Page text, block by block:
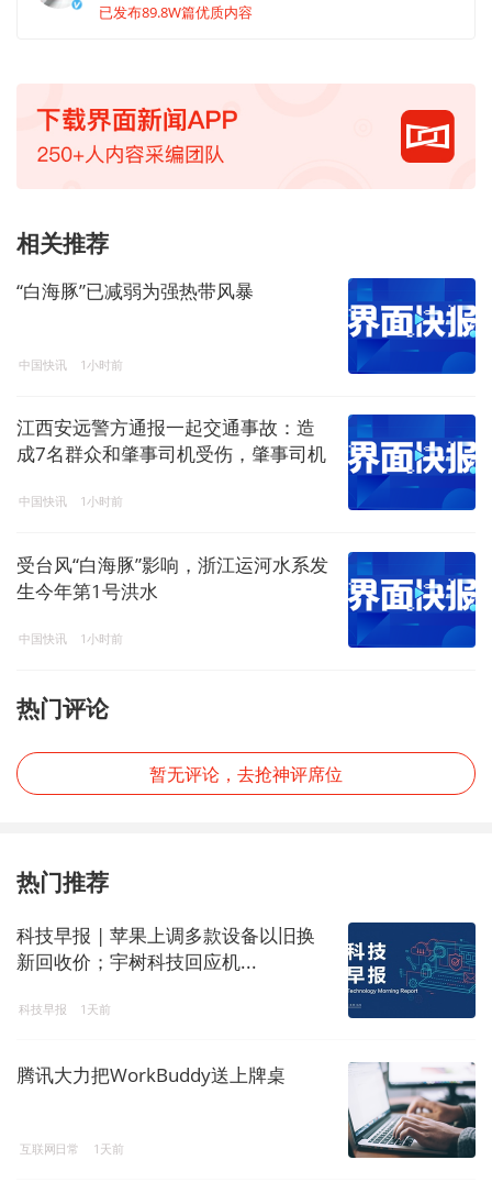
已发布89.8W篇优质内容
相关推荐
“白海豚”已减弱为强热带风暴
中国快讯 1小时前
江西安远警方通报一起交通事故：造
成7名群众和肇事司机受伤，肇事司机
中国快讯 1小时前
受台风“白海豚”影响，浙江运河水系发
生今年第1号洪水
中国快讯 1小时前
热门评论
暂无评论，去抢神评席位
热门推荐
科技早报 | 苹果上调多款设备以旧换
新回收价；宇树科技回应机...
科技早报 1天前
腾讯大力把WorkBuddy送上牌桌
互联网日常 1天前